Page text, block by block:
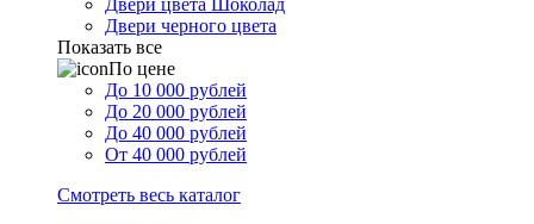
Двери цвета Шоколад
Двери черного цвета
Показать все
По цене
До 10 000 рублей
До 20 000 рублей
До 40 000 рублей
От 40 000 рублей
Смотреть весь каталог